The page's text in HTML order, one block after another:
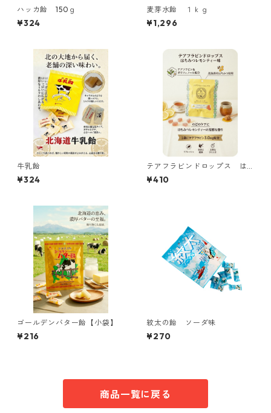
ハッカ飴 150ｇ
¥324
麦芽水飴 １ｋｇ
¥1,296
牛乳飴
¥324
テアフラビンドロップス は
ちみつレモンティー味
¥410
ゴールデンバター飴【小袋】
¥216
紋太の飴 ソーダ味
¥270
商品一覧に戻る